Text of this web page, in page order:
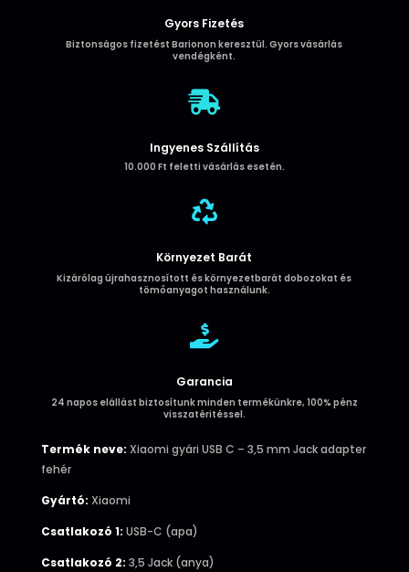
Gyors Fizetés
Biztonságos fizetést Barionon keresztül. Gyors vásárlás
vendégként.

Ingyenes Szállítás
10.000 Ft feletti vásárlás esetén.

Környezet Barát
Kizárólag újrahasznosított és környezetbarát dobozokat és
tömőanyagot használunk.

Garancia
24 napos elállást biztosítunk minden termékünkre, 100% pénz
visszatéritéssel.
Termék neve: Xiaomi gyári USB C – 3,5 mm Jack adapter
fehér
Gyártó: Xiaomi
Csatlakozó 1: USB-C (apa)
Csatlakozó 2: 3,5 Jack (anya)